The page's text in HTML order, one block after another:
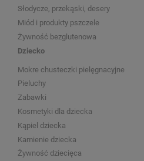
Słodycze, przekąski, desery
Miód i produkty pszczele
Żywność bezglutenowa
Dziecko
Mokre chusteczki pielęgnacyjne
Pieluchy
Zabawki
Kosmetyki dla dziecka
Kąpiel dziecka
Kamienie dziecka
Żywność dziecięca